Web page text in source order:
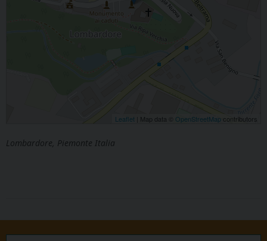
Leaflet | Map data © OpenStreetMap contributors
Lombardore, Piemonte Italia